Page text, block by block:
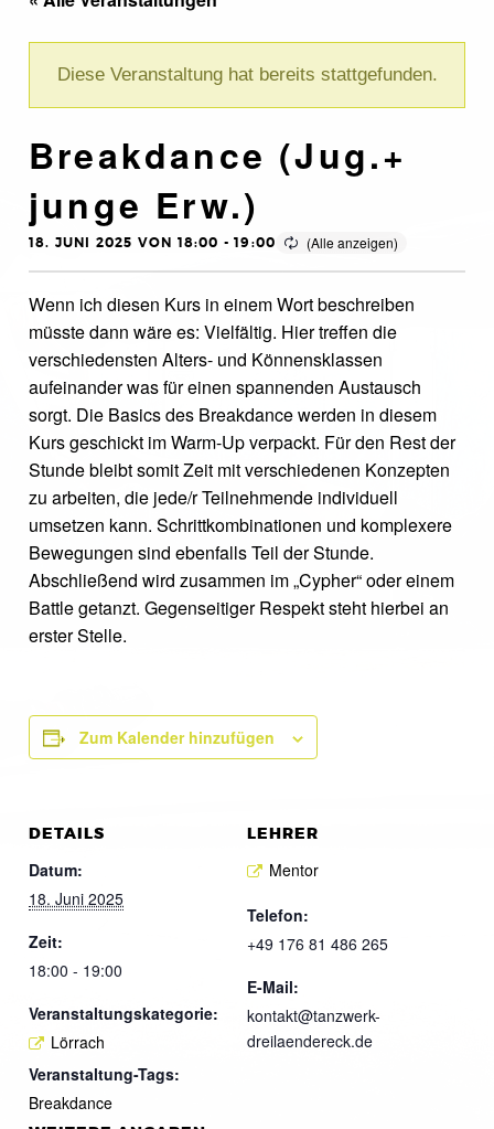
Diese Veranstaltung hat bereits stattgefunden.
Breakdance (Jug.+
junge Erw.)
18. JUNI 2025 VON 18:00 -19:00
Wenn ich diesen Kurs in einem Wort beschreiben
müsste dann wäre es: Vielfältig. Hier treffen die
verschiedensten Alters- und Könnensklassen
aufeinander was für einen spannenden Austausch
sorgt. Die Basics des Breakdance werden in diesem
Kurs geschickt im Warm-Up verpackt. Für den Rest der
Stunde bleibt somit Zeit mit verschiedenen Konzepten
zu arbeiten, die jede/r Teilnehmende individuell
umsetzen kann. Schrittkombinationen und komplexere
Bewegungen sind ebenfalls Teil der Stunde.
Abschließend wird zusammen im „Cypher“ oder einem
Battle getanzt. Gegenseitiger Respekt steht hierbei an
erster Stelle.
Zum Kalender hinzufügen
DETAILS
Datum:
18. Juni 2025
Zeit:
18:00 - 19:00
Veranstaltungskategorie:
Lörrach
Veranstaltung-Tags:
Breakdance
LEHRER
Mentor
Telefon:
+49 176 81 486 265
E-Mail:
kontakt@tanzwerk-
dreilaendereck.de